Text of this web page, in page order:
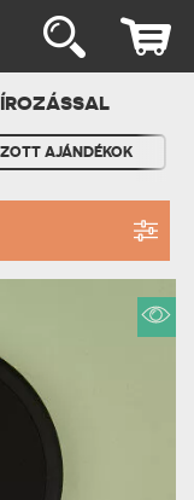
AJÁNDÉKOK